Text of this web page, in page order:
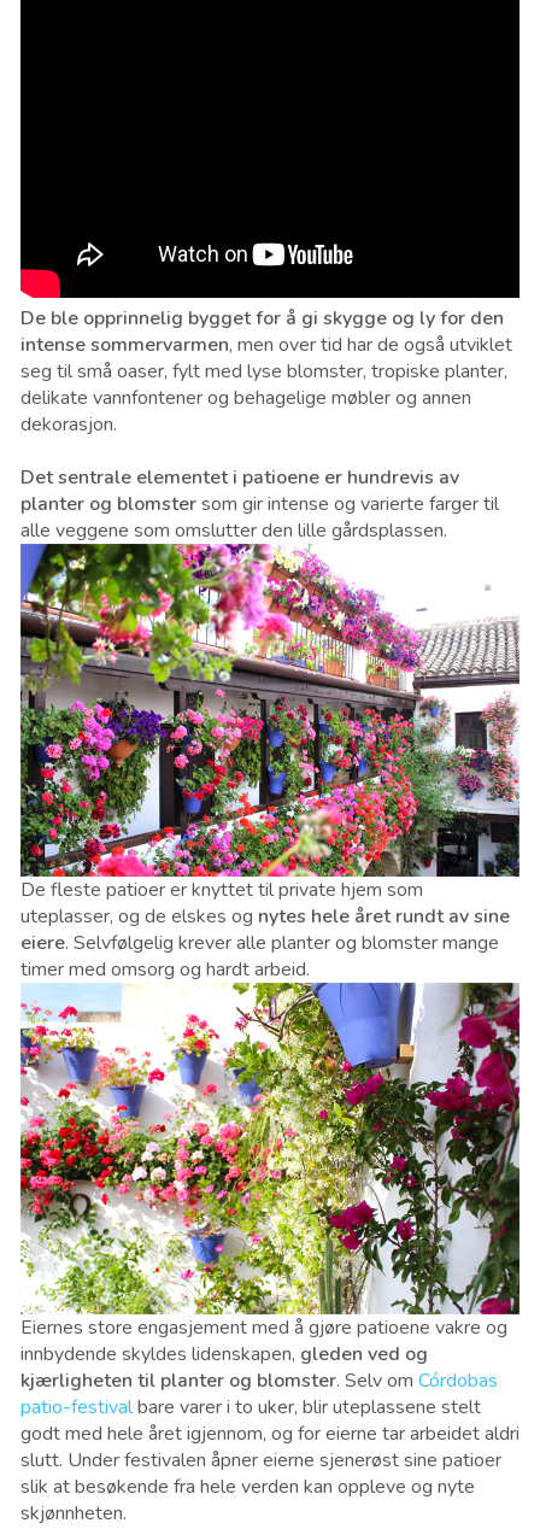
De ble opprinnelig bygget for å gi skygge og ly for den
intense sommervarmen, men over tid har de også utviklet
seg til små oaser, fylt med lyse blomster, tropiske planter,
delikate vannfontener og behagelige møbler og annen
dekorasjon.
Det sentrale elementet i patioene er hundrevis av
planter og blomstersom gir intense og varierte farger til
alle veggene som omslutter den lille gårdsplassen.
De fleste patioer er knyttet til private hjem som
uteplasser, og de elskes og nytes hele året rundt av sine
eiere. Selvfølgelig krever alle planter og blomster mange
timer med omsorg og hardt arbeid.
Eiernes store engasjement med å gjøre patioene vakre og
innbydende skyldes lidenskapen, gleden ved og
kjærligheten til planter og blomster. Selv om Córdobas
patio-festivalbare varer i to uker, blir uteplassene stelt
godt med hele året igjennom, og for eierne tar arbeidet aldri
slutt. Under festivalen åpner eierne sjenerøst sine patioer
slik at besøkende fra hele verden kan oppleve og nyte
skjønnheten.